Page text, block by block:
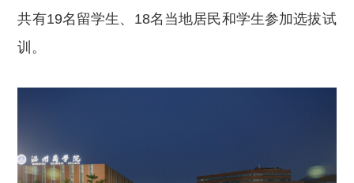
共有19名留学生、18名当地居民和学生参加选拔试
训。